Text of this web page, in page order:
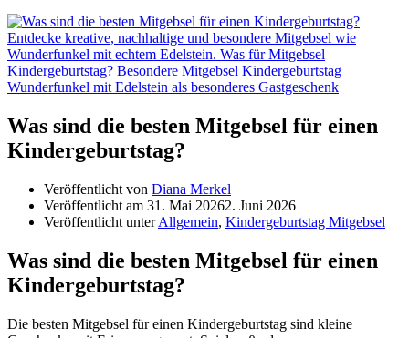
Was sind die besten Mitgebsel für einen
Kindergeburtstag?
Veröffentlicht von Diana Merkel
Veröffentlicht am 31. Mai 20262. Juni 2026
Veröffentlicht unterAllgemein, Kindergeburtstag Mitgebsel
Was sind die besten Mitgebsel für einen
Kindergeburtstag?
Die besten Mitgebsel für einen Kindergeburtstag sind kleine